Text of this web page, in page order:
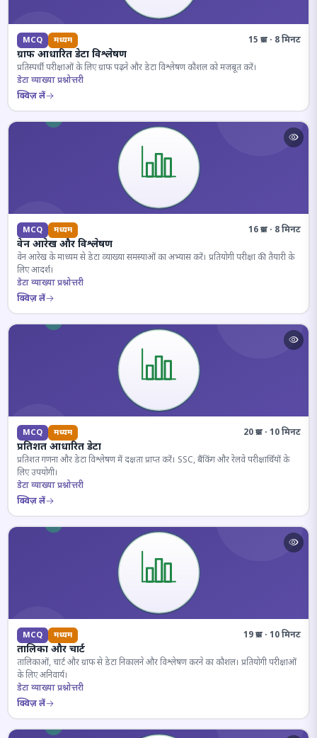
MCQ मध्यम 15 प्रश्न · 8 मिनट
ग्राफ आधारित डेटा विश्लेषण
प्रतिस्पर्धी परीक्षाओं के लिए ग्राफ पढ़ने और डेटा विश्लेषण कौशल को मजबूत करें।
डेटा व्याख्या प्रश्नोत्तरी
क्विज़ लें
MCQ मध्यम 16 प्रश्न · 8 मिनट
वेन आरेख और विश्लेषण
वेन आरेख के माध्यम से डेटा व्याख्या समस्याओं का अभ्यास करें। प्रतियोगी परीक्षा की तैयारी के
लिए आदर्श।
डेटा व्याख्या प्रश्नोत्तरी
क्विज़ लें
MCQ मध्यम 20 प्रश्न · 10 मिनट
प्रतिशत आधारित डेटा
प्रतिशत गणना और डेटा विश्लेषण में दक्षता प्राप्त करें। SSC, बैंकिंग और रेलवे परीक्षार्थियों के
लिए उपयोगी।
डेटा व्याख्या प्रश्नोत्तरी
क्विज़ लें
MCQ मध्यम 19 प्रश्न · 10 मिनट
तालिका और चार्ट
तालिकाओं, चार्ट और ग्राफ से डेटा निकालने और विश्लेषण करने का कौशल। प्रतियोगी परीक्षाओं
के लिए अनिवार्य।
डेटा व्याख्या प्रश्नोत्तरी
क्विज़ लें